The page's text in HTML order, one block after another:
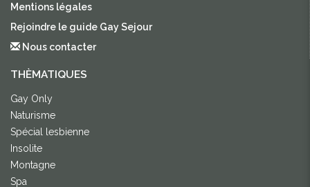
Mentions légales
Rejoindre le guide Gay Sejour
Nous contacter
THÈMATIQUES
Gay Only
Naturisme
Spécial lesbienne
Insolite
Montagne
Spa